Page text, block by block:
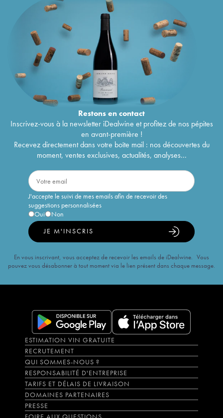
Restons encontact
Inscrivez-vous à la newsletter iDealwine et profitez de nos pépites
en avant-première !
Recevez directement dans votre boîte mail : nos découvertes du
moment, ventes exclusives, actualités, analyses...
J'accepte le suivi de mes emails afin de recevoir des
suggestions personnalisées
Oui
Non
JE M'INSCRIS
En vous inscrivant, vous acceptez de recevoir les emails de iDealwine. Vous
pouvez vous désabonner à tout moment via le lien présent dans chaque message.
ESTIMATION VIN GRATUITE
RECRUTEMENT
QUI SOMMES-NOUS ?
RESPONSABILITÉ D'ENTREPRISE
TARIFS ET DÉLAIS DE LIVRAISON
DOMAINES PARTENAIRES
PRESSE